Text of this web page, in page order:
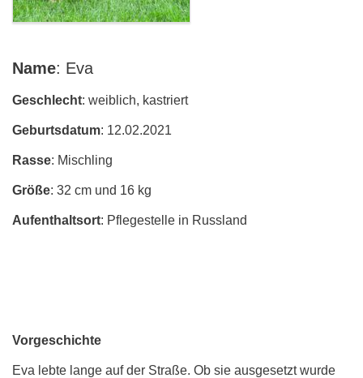
Name: Eva
Geschlecht: weiblich, kastriert
Geburtsdatum: 12.02.2021
Rasse: Mischling
Größe: 32 cm und 16 kg
Aufenthaltsort: Pflegestelle in Russland
Vorgeschichte
Eva lebte lange auf der Straße. Ob sie ausgesetzt wurde